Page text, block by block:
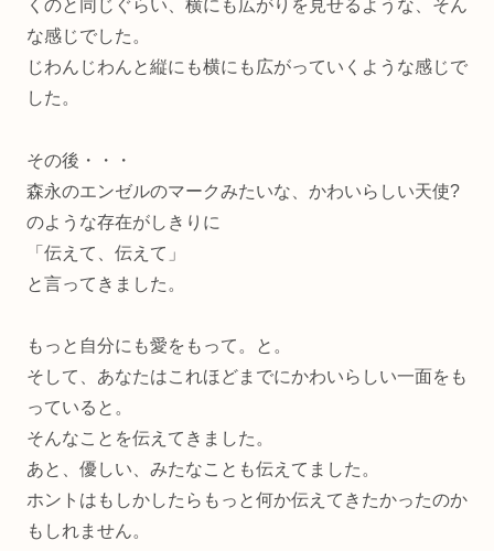
くのと同じぐらい、横にも広がりを見せるような、そん
な感じでした。
じわんじわんと縦にも横にも広がっていくような感じで
した。
その後・・・
森永のエンゼルのマークみたいな、かわいらしい天使?
のような存在がしきりに
「伝えて、伝えて」
と言ってきました。
もっと自分にも愛をもって。と。
そして、あなたはこれほどまでにかわいらしい一面をも
っていると。
そんなことを伝えてきました。
あと、優しい、みたなことも伝えてました。
ホントはもしかしたらもっと何か伝えてきたかったのか
もしれません。